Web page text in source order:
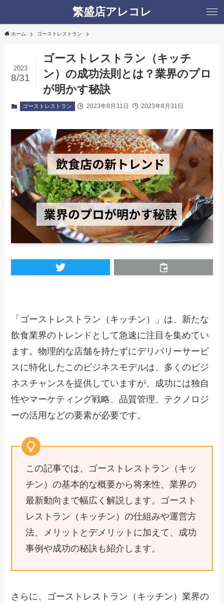
繁盛店アレコレ
ホーム ゴーストレストラン
ゴーストレストラン（キッチ
ン）の成功法則とは？業界のプロ
が明かす秘訣
2023
8/31
ゴーストレストラン 2023年8月31日 2023年8月31日
「ゴーストレストラン（キッチン）」は、新たな
飲食業界のトレンドとして急速に注目を集めてい
ます。物理的な店舗を持たずにデリバリーサービ
スに特化したこのビジネスモデルは、多くのビジ
ネスチャンスを提供していますが、成功には独自
性やマーケティング戦略、品質管理、テクノロジ
ーの活用などの要素が必要です。
この記事では、ゴーストレストラン（キッ
チン）の基本的な概要から将来性、業界の
最新動向まで幅広く解説します。ゴースト
レストラン（キッチン）の仕組みや運営方
法、メリットとデメリットに加えて、成功
事例や成功の秘訣も紹介します。
さらに、ゴーストレストラン（キッチン）業界の